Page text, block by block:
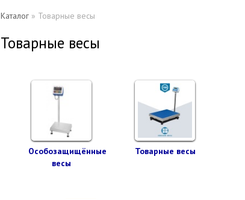
Каталог » Товарные весы
Товарные весы
Особозащищённые
весы
Товарные весы